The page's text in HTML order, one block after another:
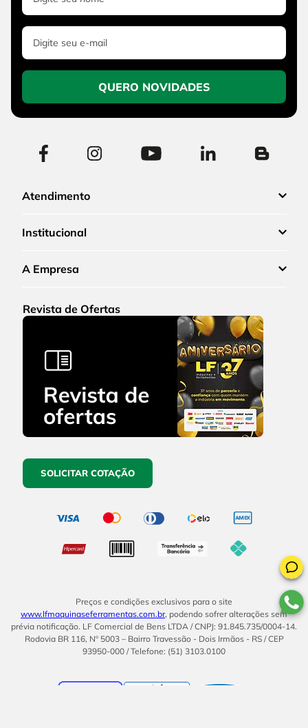
QUERO NOVIDADES
Atendimento
Institucional
A Empresa
Revista de Ofertas
SOLICITAR COTAÇÃO
Preços e condições exclusivos para o site
www.lfmaquinaseferramentas.com.br, podendo sofrer alterações sem
prévia notificação. LF Comercial de Bens LTDA / CNPJ: 91.845.735/0004-14.
Rodovia BR 116, Nº 5003 – Bairro Travessão - Dois Irmãos - RS / CEP
93950-000 / Telefone: (51) 3103.0100